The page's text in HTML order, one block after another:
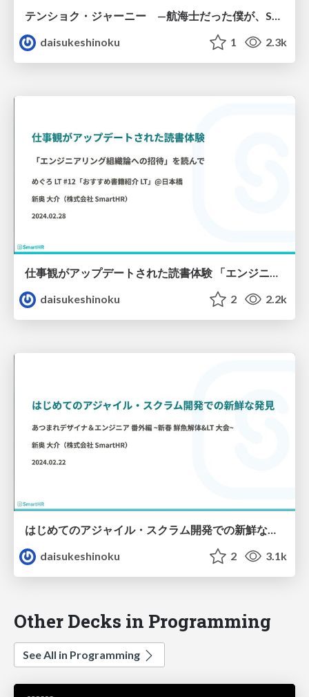
daisukeshinoku
1 2.3k
仕事観がアップデートされた読書体験 「エンジニアリング組織論への招待」を読んで
daisukeshinoku
2 2.2k
はじめてのアジャイル・スクラム開発での新鮮な発見
daisukeshinoku
2 3.1k
Other Decks in Programming
See All in Programming